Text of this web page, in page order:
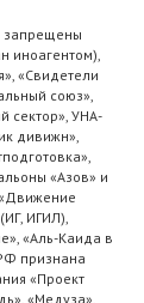
запрещены
иноагентом),
«Свидетели
союз»,
сектор», УНА-
дивижн»,
«Азов» и
ИГИЛ),
«Аль-Каида в
признана
«Проект
«Медуза»,